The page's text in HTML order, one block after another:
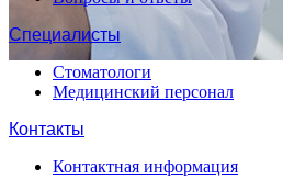
Специалисты
Стоматологи
Медицинский персонал
Контакты
Контактная информация